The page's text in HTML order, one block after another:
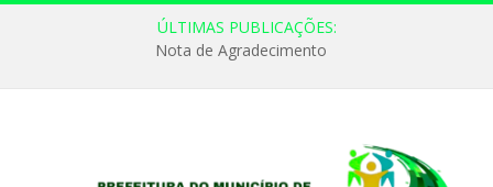
ÚLTIMAS PUBLICAÇÕES:
Nota de Agradecimento